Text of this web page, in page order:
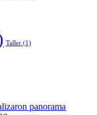
Taller (1)
panorama